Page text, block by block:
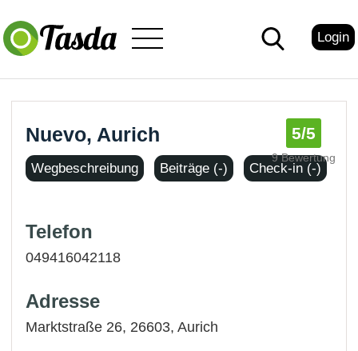
Login
Nuevo, Aurich 5/5
9 Bewertung
Wegbeschreibung Beiträge (-) Check-in (-)
Telefon
049416042118
Adresse
Marktstraße 26, 26603,Aurich